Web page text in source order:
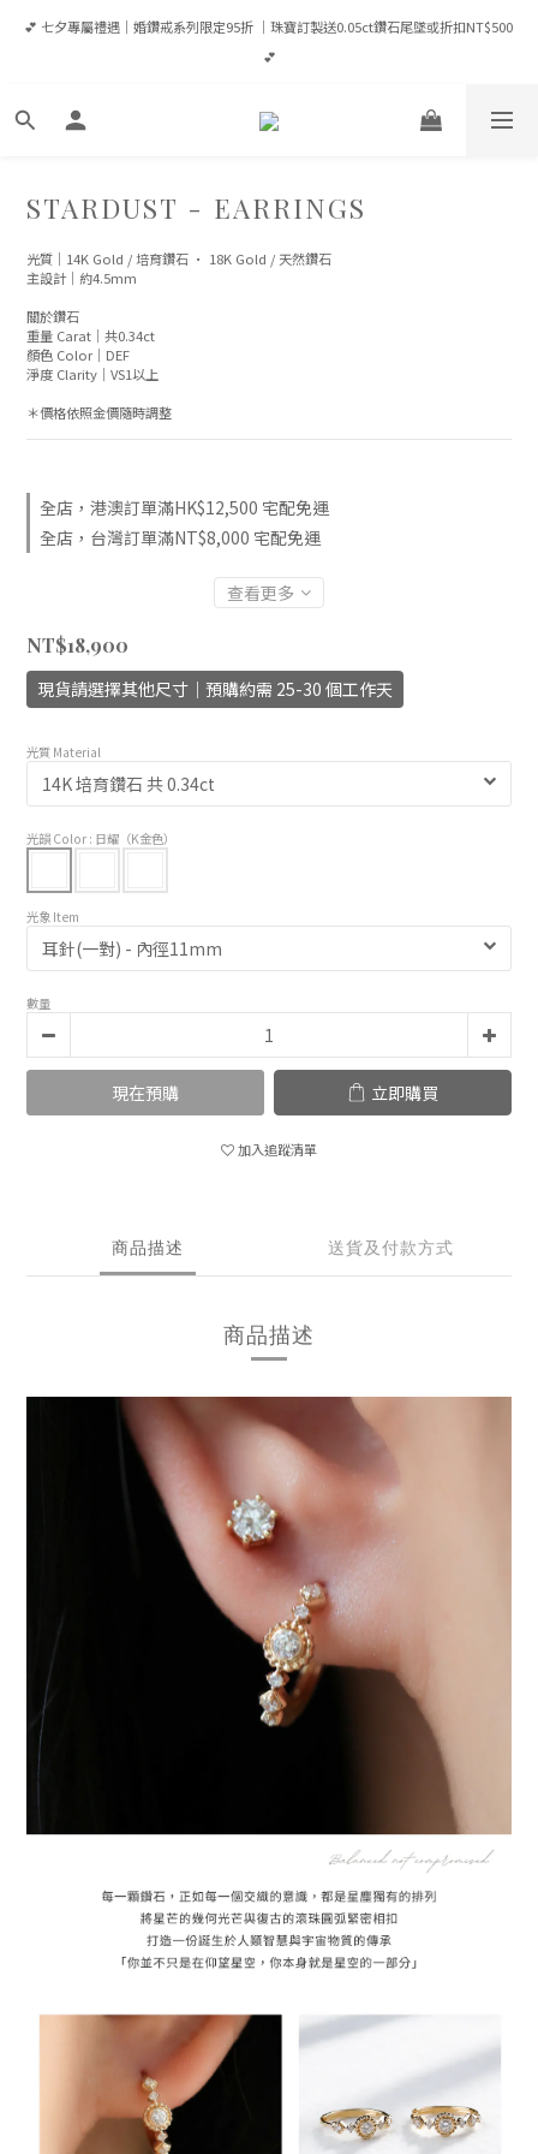
💕 七夕專屬禮遇｜婚鑽戒系列限定95折 ｜珠寶訂製送0.05ct鑽石尾墜或折扣NT$500
💕
💕 七夕專屬禮遇｜婚鑽戒系列限定95折 ｜珠寶訂製送0.05ct鑽石尾墜或折扣NT$500
💕
登入會員享優惠💎滿NT$65,000成為VIP享全年95折/ 滿NT$100,000成為VVIP享全年9
USD$1,600宅配免運
💕 七夕專屬禮遇｜婚鑽戒系列限定95折 ｜珠寶訂製送0.05ct鑽石尾墜或折扣NT$500
STARDUST - EARRINGS
光質｜14K Gold / 培育鑽石 · 18K Gold / 天然鑽石
主設計｜約4.5mm
關於鑽石
重量 Carat｜共0.34ct
顏色 Color｜DEF
淨度 Clarity｜VS1以上
＊價格依照金價隨時調整
全店，港澳訂單滿HK$12,500 宅配免運
全店，台灣訂單滿NT$8,000 宅配免運
查看更多
NT$18,900
現貨請選擇其他尺寸｜預購約需 25-30 個工作天
光質 Material
光韻 Color : 日耀（K金色）
光象 Item
數量
現在預購 立即購買
加入追蹤清單
商品描述 送貨及付款方式
商品描述